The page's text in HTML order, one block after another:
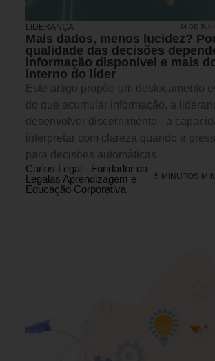
LIDERANÇA 24 DE
Mais dados, menos lucidez?
qualidade das decisões
informação disponível e mais
interno do líder
Este artigo propõe um deslocamento
do que acumular informação, a
desenvolver discernimento - a
interpretar com clareza quando a
para decisões automáticas.
Carlos Legal - Fundador da
Legalas Aprendizagem e
Educação Corporativa
5 MINUTOS